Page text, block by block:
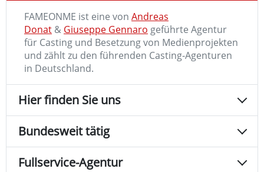
FAMEONME ist eine von Andreas
Donat & Giuseppe Gennaro geführte Agentur
für Casting und Besetzung von Medienprojekten
und zählt zu den führenden Casting-Agenturen
in Deutschland.
Hier finden Sie uns
Bundesweit tätig
Fullservice-Agentur